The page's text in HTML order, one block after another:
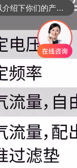
可以介绍下你们的产品么